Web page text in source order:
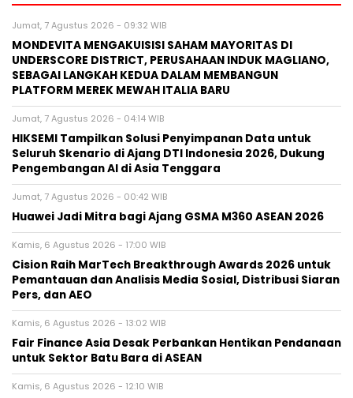
Jumat, 7 Agustus 2026 - 09:32 WIB
MONDEVITA MENGAKUISISI SAHAM MAYORITAS DI
UNDERSCORE DISTRICT, PERUSAHAAN INDUK MAGLIANO,
SEBAGAI LANGKAH KEDUA DALAM MEMBANGUN
PLATFORM MEREK MEWAH ITALIA BARU
Jumat, 7 Agustus 2026 - 04:14 WIB
HIKSEMI Tampilkan Solusi Penyimpanan Data untuk
Seluruh Skenario di Ajang DTI Indonesia 2026, Dukung
Pengembangan AI di Asia Tenggara
Jumat, 7 Agustus 2026 - 00:42 WIB
Huawei Jadi Mitra bagi Ajang GSMA M360 ASEAN 2026
Kamis, 6 Agustus 2026 - 17:00 WIB
Cision Raih MarTech Breakthrough Awards 2026 untuk
Pemantauan dan Analisis Media Sosial, Distribusi Siaran
Pers, dan AEO
Kamis, 6 Agustus 2026 - 13:02 WIB
Fair Finance Asia Desak Perbankan Hentikan Pendanaan
untuk Sektor Batu Bara di ASEAN
Kamis, 6 Agustus 2026 - 12:10 WIB